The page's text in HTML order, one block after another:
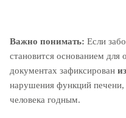
Важно понимать: Если
становится основанием для
документах зафиксирован
нарушения функций печени,
человека годным.